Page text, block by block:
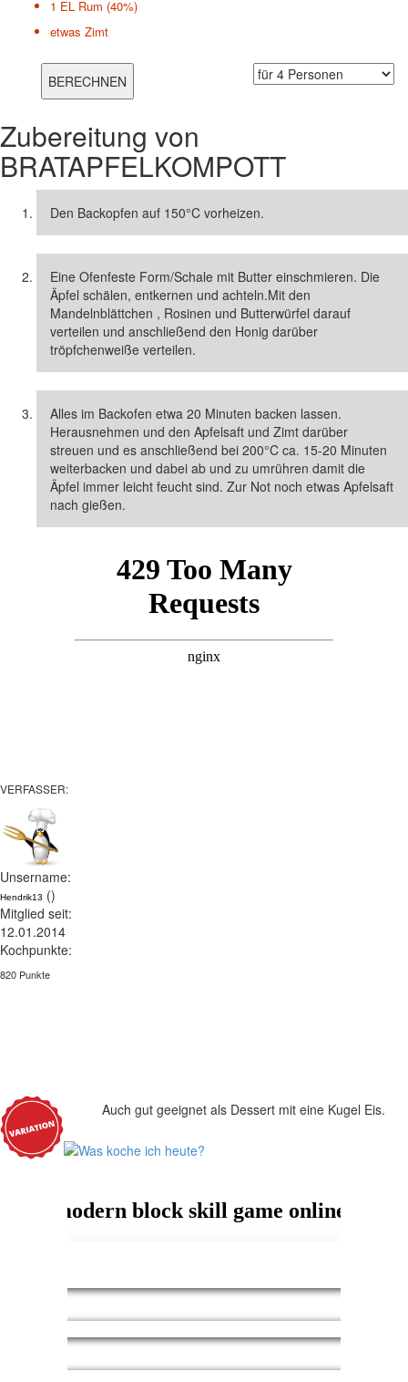
1 EL Rum (40%)
etwas Zimt
Zubereitung von
BRATAPFELKOMPOTT
Den Backopfen auf 150°C vorheizen.
Eine Ofenfeste Form/Schale mit Butter einschmieren. Die
Äpfel schälen, entkernen und achteln.Mit den
Mandelnblättchen , Rosinen und Butterwürfel darauf
verteilen und anschließend den Honig darüber
tröpfchenweiße verteilen.
Alles im Backofen etwa 20 Minuten backen lassen.
Herausnehmen und den Apfelsaft und Zimt darüber
streuen und es anschließend bei 200°C ca. 15-20 Minuten
weiterbacken und dabei ab und zu umrühren damit die
Äpfel immer leicht feucht sind. Zur Not noch etwas Apfelsaft
nach gießen.
VERFASSER:
Unsername:
Hendrik13 ()
Mitglied seit:
12.01.2014
Kochpunkte:
820 Punkte
Auch gut geeignet als Dessert mit eine Kugel Eis.